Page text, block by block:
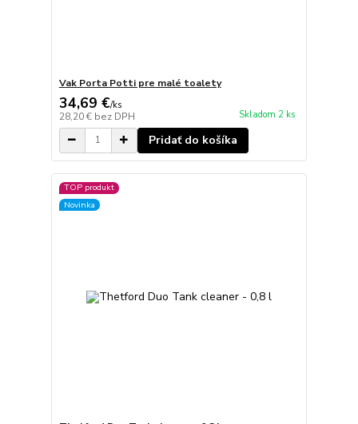
Vak Porta Potti pre malé toalety
34,69 €/ks
28,20 € bez DPH Skladom 2 ks
Pridať do košíka
TOP produkt
Novinka